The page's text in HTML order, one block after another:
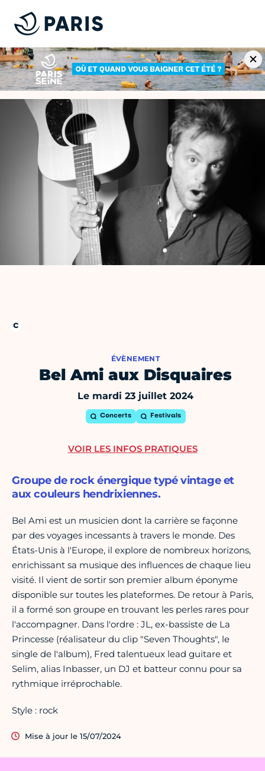
ÉVÈNEMENT
Bel Ami aux Disquaires
Le mardi 23 juillet 2024
Concerts Festivals
Groupe de rock énergique typé vintage et
aux couleurs hendrixiennes.
Bel Ami est un musicien dont la carrière se façonne
par des voyages incessants à travers le monde. Des
États-Unis à l'Europe, il explore de nombreux horizons,
enrichissant sa musique des influences de chaque lieu
visité. Il vient de sortir son premier album éponyme
disponible sur toutes les plateformes. De retour à Paris,
il a formé son groupe en trouvant les perles rares pour
l'accompagner. Dans l'ordre : JL, ex-bassiste de La
Princesse (réalisateur du clip "Seven Thoughts", le
single de l'album), Fred talentueux lead guitare et
Selim, alias Inbasser, un DJ et batteur connu pour sa
rythmique irréprochable.
Style : rock
Mise à jour le 15/07/2024
VOIR LES INFOS PRATIQUES